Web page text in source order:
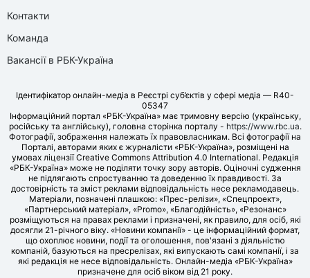
Контакти
Команда
Вакансії в РБК-Україна
Ідентифікатор онлайн-медіа в Реєстрі суб’єктів у сфері медіа — R40-
05347
Інформаційний портал «РБК-Україна» має тримовну версію (українську,
російську та англійську), головна сторінка порталу - https://www.rbc.ua.
Фотографії, зображення належать їх правовласникам. Всі фотографії на
Порталі, авторами яких є журналісти «РБК-Україна», розміщені на
умовах ліцензії Creative Commons Attribution 4.0 International. Редакція
«РБК-Україна» може не поділяти точку зору авторів. Оціночні судження
не підлягають спростуванню та доведенню їх правдивості. За
достовірність та зміст реклами відповідальність несе рекламодавець.
Матеріали, позначені плашкою: «Прес-релізи», «Спецпроект»,
«Партнерський матеріал», «Promo», «Благодійність», «Резонанс»
розміщуються на правах реклами і призначені, як правило, для осіб, які
досягли 21-річного віку. «Новини компанії» - це інформаційний формат,
що охоплює новини, події та оголошення, пов'язані з діяльністю
компаній, базуються на пресрелізах, які випускають самі компанії, і за
які редакція не несе відповідальність. Онлайн-медіа «РБК-Україна»
призначене для осіб віком від 21 року.